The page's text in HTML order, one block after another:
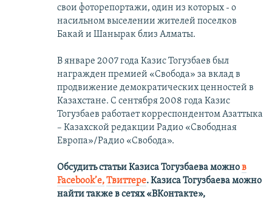
свои фоторепортажи, один из которых - о
насильном выселении жителей поселков
Бакай и Шанырак близ Алматы.
В январе 2007 года Казис Тогузбаев был
награжден премией «Свобода» за вклад в
продвижение демократических ценностей в
Казахстане. С сентября 2008 года Казис
Тогузбаев работает корреспондентом Азаттыка
– Казахской редакции Радио «Свободная
Европа»/Радио «Свобода».
Обсудить статьи Казиса Тогузбаева можнов
Facebook’е,Твиттере.Казиса Тогузбаева можно
найти также в сетях«ВКонтакте»,